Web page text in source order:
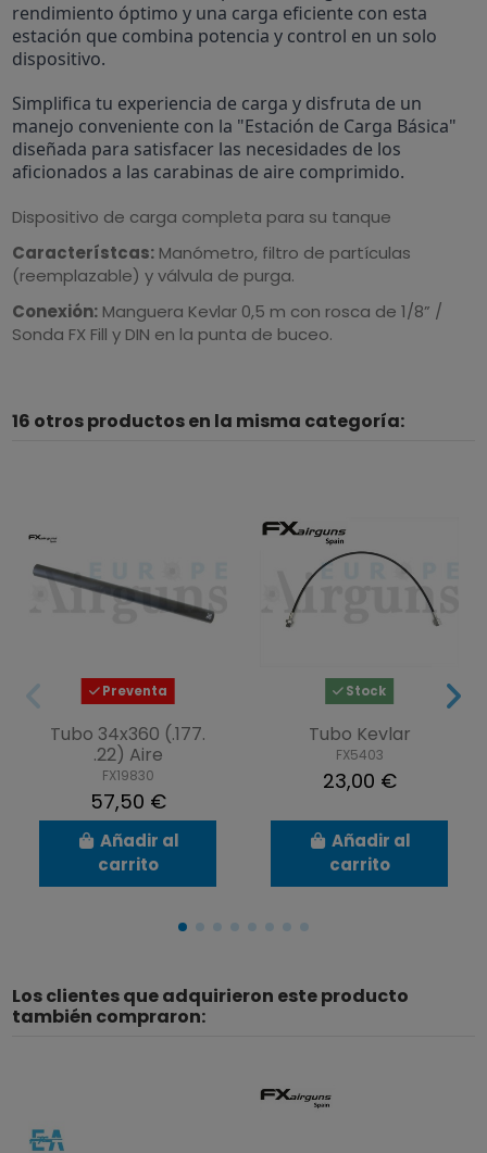
rendimiento óptimo y una carga eficiente con esta
estación que combina potencia y control en un solo
dispositivo.
Simplifica tu experiencia de carga y disfruta de un
manejo conveniente con la "Estación de Carga Básica"
diseñada para satisfacer las necesidades de los
aficionados a las carabinas de aire comprimido.
Dispositivo de carga completa para su tanque
Característcas: Manómetro, filtro de partículas
(reemplazable) y válvula de purga.
Conexión: Manguera Kevlar 0,5 m con rosca de 1/8” /
Sonda FX Fill y DIN en la punta de buceo.
16 otros productos en la misma categoría:
Preventa
Tubo 34x360 (.177.
.22) Aire
FX19830
57,50 €
Añadir al
carrito
Stock
Tubo Kevlar
FX5403
23,00 €
Añadir al
carrito
Los clientes que adquirieron este producto
también compraron: